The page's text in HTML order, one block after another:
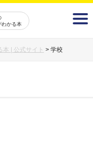
わかる本
| 公式サイト > 学校